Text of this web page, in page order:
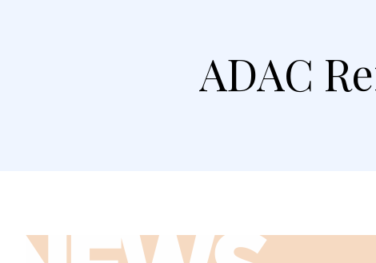
ADAC